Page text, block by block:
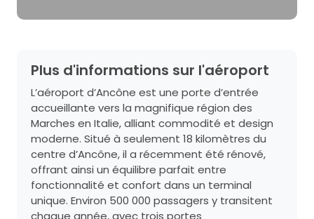
Plus d'informations sur l'aéroport
L’aéroport d’Ancône est une porte d’entrée
accueillante vers la magnifique région des
Marches en Italie, alliant commodité et design
moderne. Situé à seulement 18 kilomètres du
centre d’Ancône, il a récemment été rénové,
offrant ainsi un équilibre parfait entre
fonctionnalité et confort dans un terminal
unique. Environ 500 000 passagers y transitent
chaque année, avec trois portes